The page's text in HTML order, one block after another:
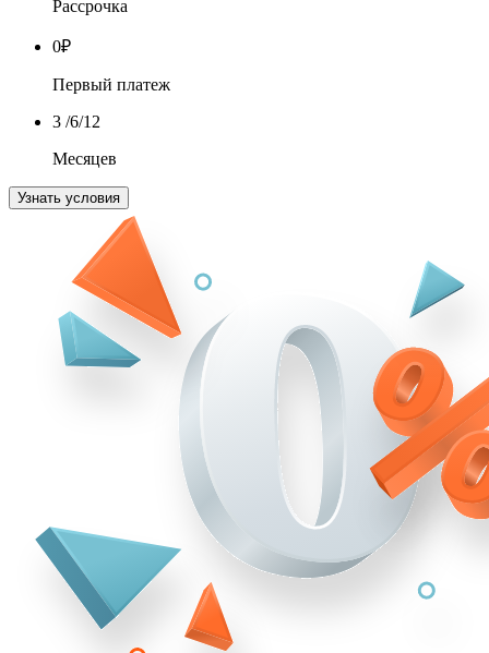
Рассрочка
0₽
Первый платеж
3 /6/12
Месяцев
Узнать условия